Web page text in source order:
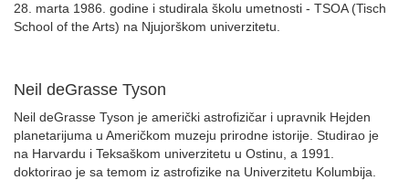
28. marta 1986. godine i studirala školu umetnosti - TSOA (Tisch
School of the Arts) na Njujorškom univerzitetu.
Neil deGrasse Tyson
Neil deGrasse Tyson je američki astrofizičar i upravnik Hejden
planetarijuma u Američkom muzeju prirodne istorije. Studirao je
na Harvardu i Teksaškom univerzitetu u Ostinu, a 1991.
doktorirao je sa temom iz astrofizike na Univerzitetu Kolumbija.